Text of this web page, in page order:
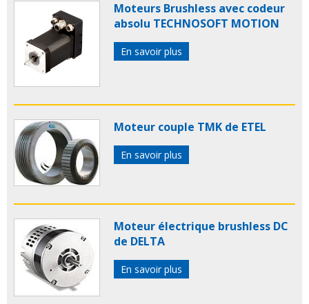
Moteurs Brushless avec codeur
absolu TECHNOSOFT MOTION
En savoir plus
Moteur couple TMK de ETEL
En savoir plus
Moteur électrique brushless DC
de DELTA
En savoir plus